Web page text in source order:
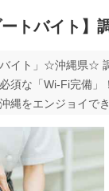
ートバイト】
バイト」☆沖縄県☆
須な「Wi-Fi完備
縄をエンジョイで
・沖縄にまだ来た
買い出しのお手伝
夏を待っていたら